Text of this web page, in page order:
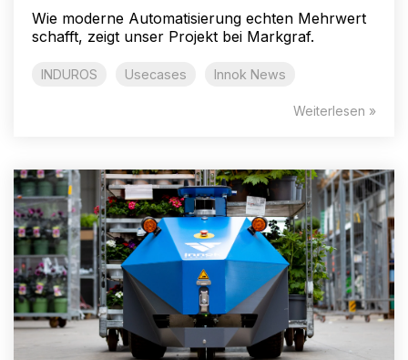
Wie moderne Automatisierung echten Mehrwert
schafft, zeigt unser Projekt bei Markgraf.
INDUROS Usecases Innok News
Weiterlesen »